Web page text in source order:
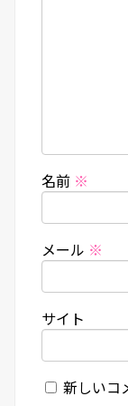
名前 ※
メール ※
サイト
新しいコ